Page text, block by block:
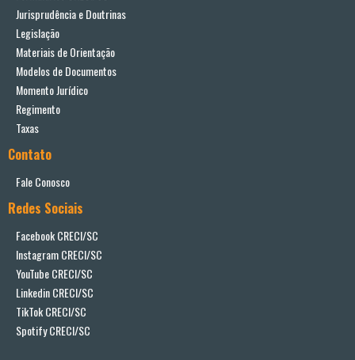
Jurisprudência e Doutrinas
Legislação
Materiais de Orientação
Modelos de Documentos
Momento Jurídico
Regimento
Taxas
Contato
Fale Conosco
Redes Sociais
Facebook CRECI/SC
Instagram CRECI/SC
YouTube CRECI/SC
Linkedin CRECI/SC
TikTok CRECI/SC
Spotify CRECI/SC